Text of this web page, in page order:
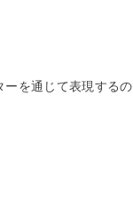
ーを通じて表現するの